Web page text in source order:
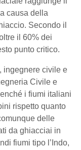
causa della
Secondo il
il 60% dei
punto critico.
ingegnere civile e
Civile e
i fiumi italiani
rispetto quanto
delle
da ghiacciai in
fiumi tipo l’Indo,